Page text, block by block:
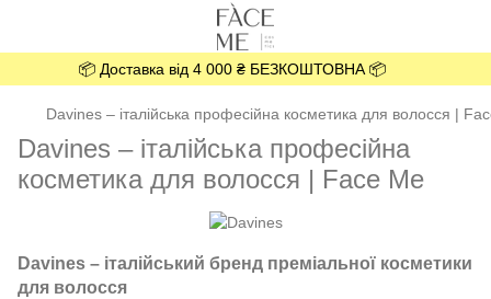
📦 Доставка від 4 000 ₴ БЕЗКОШТОВНА 📦
Davines – італійська професійна косметика для волосся |
Davines – італійська професійна
косметика для волосся | Face Me
Davines – італійський бренд преміальної косметики
для волосся